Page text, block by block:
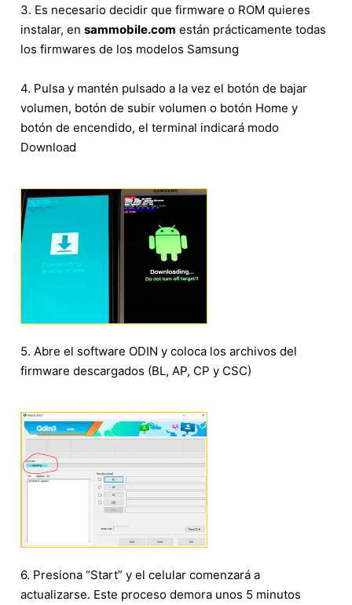
3. Es necesario decidir que firmware o ROM quieres
instalar, en sammobile.com están prácticamente todas
los firmwares de los modelos Samsung
4. Pulsa y mantén pulsado a la vez el botón de bajar
volumen, botón de subir volumen o botón Home y
botón de encendido, el terminal indicará modo
Download
5. Abre el software ODIN y coloca los archivos del
firmware descargados (BL, AP, CP y CSC)
6. Presiona “Start” y el celular comenzará a
actualizarse. Este proceso demora unos 5 minutos